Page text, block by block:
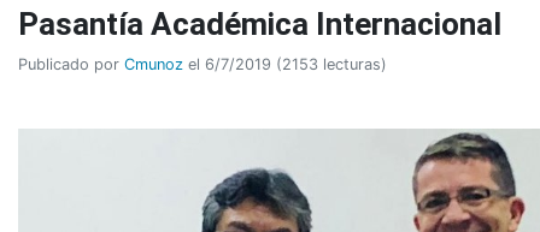
Pasantía Académica Internacional
Publicado por Cmunoz el 6/7/2019 (2153 lecturas)